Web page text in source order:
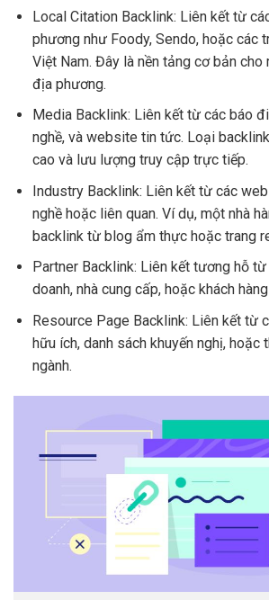
Local Citation Backlink: Liên kết từ
phương như Foody, Sendo, hoặc các
Việt Nam. Đây là nền tảng cơ bản cho
địa phương.
Media Backlink: Liên kết từ các báo
nghề, và website tin tức. Loại
cao và lưu lượng truy cập trực tiếp.
Industry Backlink: Liên kết từ các
nghề hoặc liên quan. Ví dụ, một nhà
backlink từ blog ẩm thực hoặc trang
Partner Backlink: Liên kết tương hỗ
doanh, nhà cung cấp, hoặc khách
Resource Page Backlink: Liên kết từ
hữu ích, danh sách khuyến nghị, hoặc
ngành.